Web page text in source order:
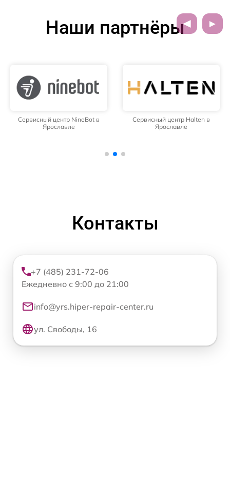
Наши партнёры
Сервисный центр NineBot в
Ярославле
Сервисный центр Halten в
Ярославле
Контакты
+7 (485) 231-72-06
Ежедневно с 9:00 до 21:00
info@yrs.hiper-repair-center.ru
ул. Свободы, 16